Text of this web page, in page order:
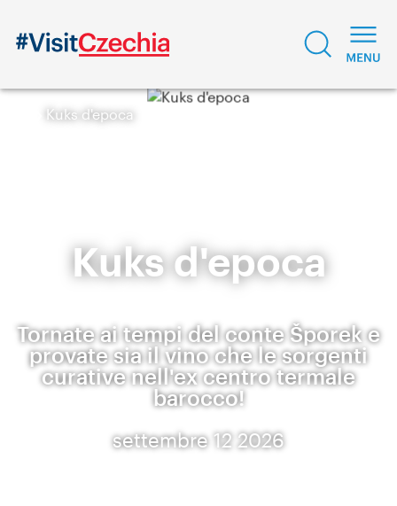
Kuks d'epoca
Kuks d'epoca
Tornate ai tempi del conte Šporek e
provate sia il vino che le sorgenti
curative nell'ex centro termale
barocco!
settembre 12 2026